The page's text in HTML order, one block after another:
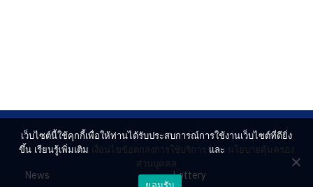
News
Lottery
เว็บไซต์นี้ใช้คุกกี้เพื่อให้ท่านได้รับประสบการณ์การใช้งานเว็บไซต์ที่ดียิ่ง
ขึ้น เรียนรู้เพิ่มเติม เงื่อนไขข้อตกลงการใช้บริการ และ นโยบายคุ้มครอง
ส่วนบุคคล
ยอมรับ